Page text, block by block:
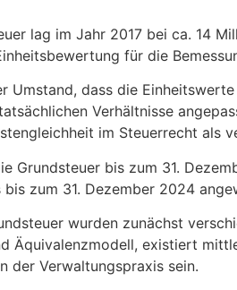
lag im Jahr 2017 bei ca. 14
für die
Umstand, dass die
Verhältnisse
im Steuerrecht als
Grundsteuer bis zum 31.
zum 31. Dezember 2024
wurden zunächst
Äquivalenzmodell, existiert
der Verwaltungspraxis sein.